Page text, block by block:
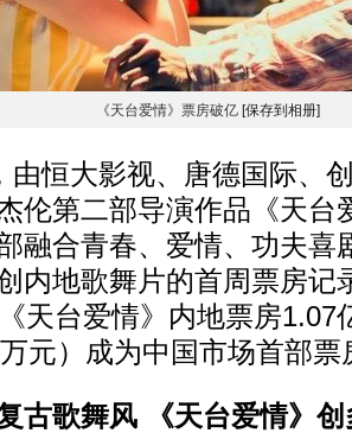
《天台爱情》票房破亿 [保存到相册]
恒大影视、唐德国际、
伦第二部导演作品《天台
融合青春、爱情、功夫喜
内地歌舞片的首周票房记
天台爱情》内地票房1.07
元）成为中国市场首部
古歌舞风 《天台爱情》创